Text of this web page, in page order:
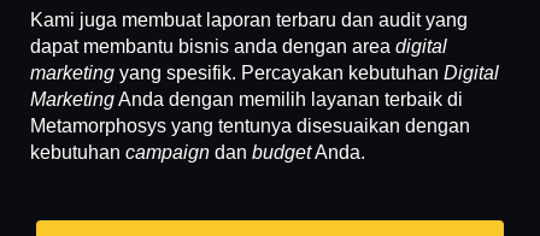
Kami juga membuat laporan terbaru dan audit yang
dapat membantu bisnis anda dengan area digital
marketing yang spesifik. Percayakan kebutuhan Digital
MarketingAnda dengan memilih layanan terbaik di
Metamorphosys yang tentunya disesuaikan dengan
kebutuhan campaign dan budgetAnda.